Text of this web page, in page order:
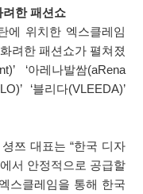
려한 패션쇼
에 위치한 엑스클레임
려한 패션쇼가 펼쳐졌
‘아레나발쌈(aRena
‘블리다(VLEEDA)’
쯔 대표는 “한국 디자
서 안정적으로 공급할
스클레임을 통해 한국